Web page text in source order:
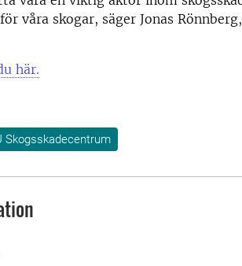
våra skogar, säger Jonas
här.
Skogsskadecentrum